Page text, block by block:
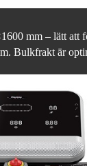
mm – lätt att
är